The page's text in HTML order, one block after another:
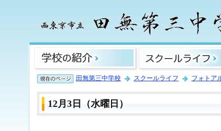
田無第三中学校 スクールライフ フォトア
12月3日（水曜日）